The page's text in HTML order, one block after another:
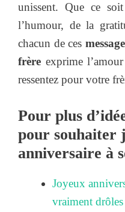
unissent. Que ce
l’humour, de la
chacun de ces
frère exprime
ressentez pour votre
Pour plus
pour souhaiter
anniversaire à
Joyeux
vraiment drôles